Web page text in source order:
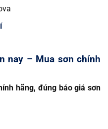
nay – Mua sơn chính
hãng, đúng báo giá sơn